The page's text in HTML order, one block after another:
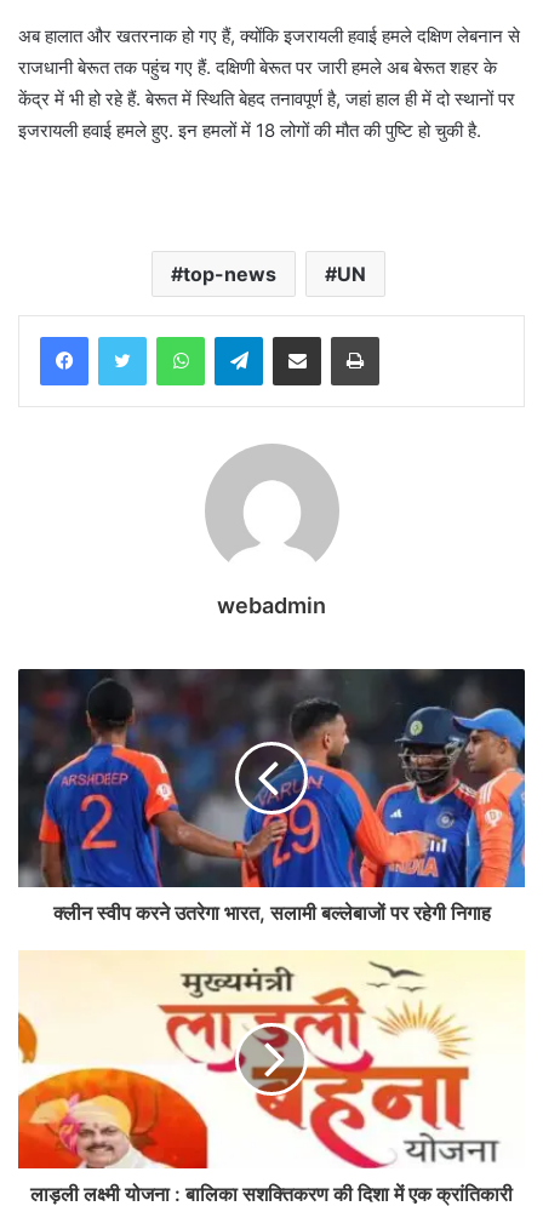
अब हालात और खतरनाक हो गए हैं, क्योंकि इजरायली हवाई हमले दक्षिण लेबनान से
राजधानी बेरूत तक पहुंच गए हैं. दक्षिणी बेरूत पर जारी हमले अब बेरूत शहर के
केंद्र में भी हो रहे हैं. बेरूत में स्थिति बेहद तनावपूर्ण है, जहां हाल ही में दो स्थानों पर
इजरायली हवाई हमले हुए. इन हमलों में 18 लोगों की मौत की पुष्टि हो चुकी है.
top-news UN
WhatsAppTelegramShare via Email Print
webadmin
क्लीन स्वीप करने उतरेगा भारत, सलामी बल्लेबाजों पर रहेगी निगाह
लाड़ली लक्ष्मी योजना : बालिका सशक्तिकरण की दिशा में एक क्रांतिकारी